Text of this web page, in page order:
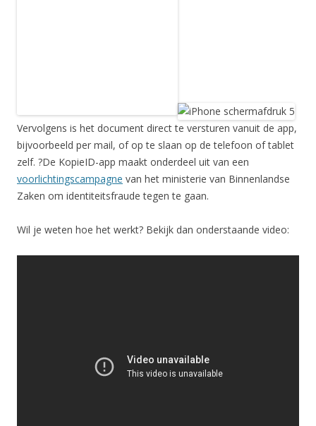
Vervolgens is het document direct te versturen vanuit de app,
bijvoorbeeld per mail, of op te slaan op de telefoon of tablet
zelf. ?De KopieID-app maakt onderdeel uit van een
voorlichtingscampagne van het ministerie van Binnenlandse
Zaken om identiteitsfraude tegen te gaan.
Wil je weten hoe het werkt? Bekijk dan onderstaande video: